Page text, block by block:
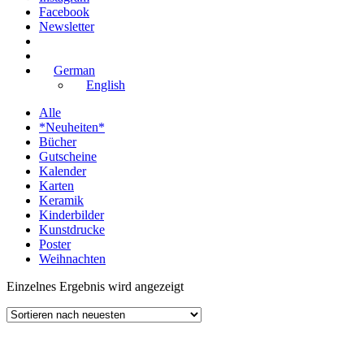
Facebook
Newsletter
German
English
Alle
*Neuheiten*
Bücher
Gutscheine
Kalender
Karten
Keramik
Kinderbilder
Kunstdrucke
Poster
Weihnachten
Einzelnes Ergebnis wird angezeigt